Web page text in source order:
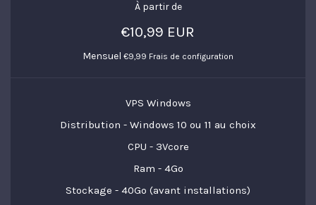
À partir de
€10,99 EUR
Mensuel €9,99 Frais de configuration
VPS Windows
Distribution - Windows 10 ou 11 au choix
CPU - 3Vcore
Ram - 4Go
Stockage - 40Go (avant installations)